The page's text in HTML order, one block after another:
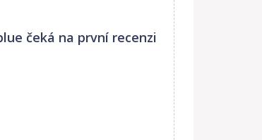
čeká na první recenzi